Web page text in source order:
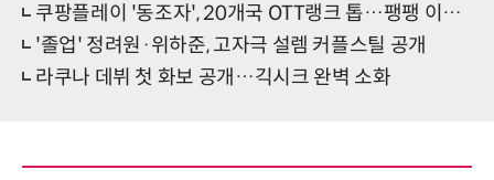
쿠팡플레이 '동조자', 20개국 OTT랭크 톱…팽팽 이데올로기 대립
'졸업' 정려원·위하준, 고자극 설렘 커플스틸 공개
라쿠나 데뷔 첫 화보 공개…긱시크 완벽 소화